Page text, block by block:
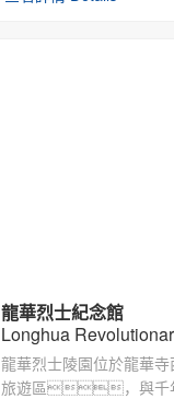
龍華烈士紀念館
Longhua
龍華烈士陵園位於龍
旅遊區，與千